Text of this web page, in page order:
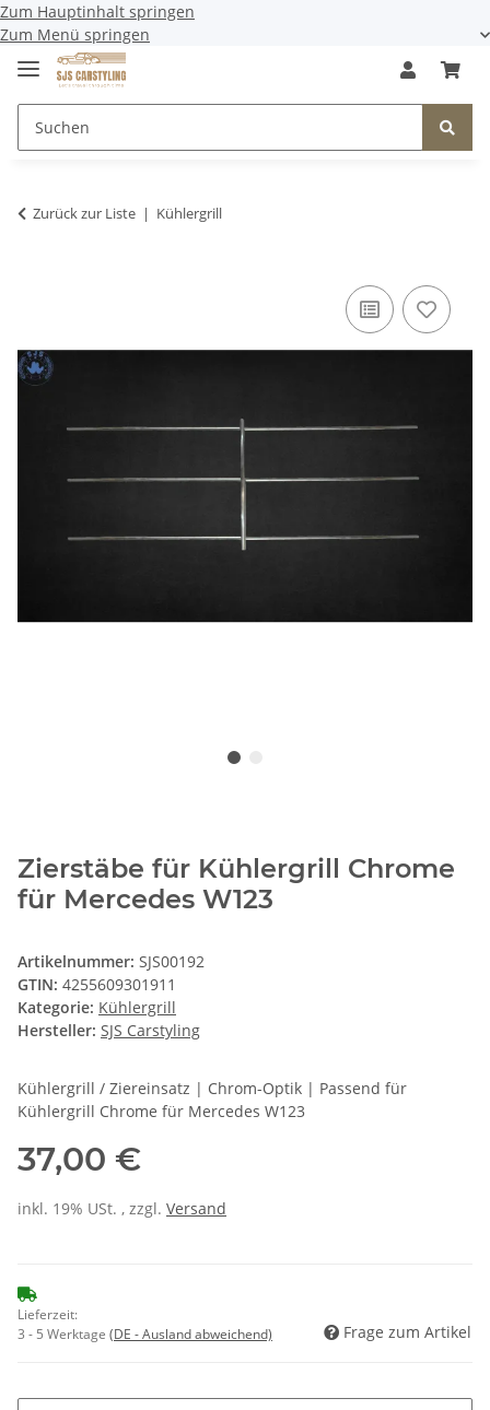
Zum Hauptinhalt springen
Zum Menü springen
Zurück zur Liste Kühlergrill
Zierstäbe für Kühlergrill Chrome
für Mercedes W123
Artikelnummer: SJS00192
GTIN: 4255609301911
Kategorie: Kühlergrill
Hersteller: SJS Carstyling
Kühlergrill / Ziereinsatz | Chrom-Optik | Passend für
Kühlergrill Chrome für Mercedes W123
37,00 €
inkl. 19% USt. , zzgl. Versand
Lieferzeit:
3 - 5 Werktage (DE - Ausland abweichend) Frage zum Artikel